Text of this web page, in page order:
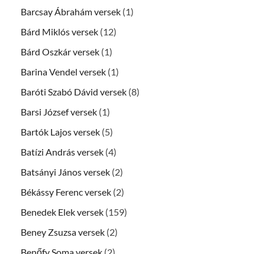
Barcsay Ábrahám versek (1)
Bárd Miklós versek (12)
Bárd Oszkár versek (1)
Barina Vendel versek (1)
Baróti Szabó Dávid versek (8)
Barsi József versek (1)
Bartók Lajos versek (5)
Batízi András versek (4)
Batsányi János versek (2)
Békássy Ferenc versek (2)
Benedek Elek versek (159)
Beney Zsuzsa versek (2)